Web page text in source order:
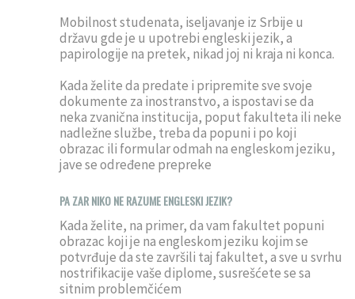
Mobilnost studenata, iseljavanje iz Srbije u
državu gde je u upotrebi engleski jezik, a
papirologije na pretek, nikad joj ni kraja ni konca.
Kada želite da predate i pripremite sve svoje
dokumente za inostranstvo, a ispostavi se da
neka zvanična institucija, poput fakulteta ili neke
nadležne službe, treba da popuni i po koji
obrazac ili formular odmah na engleskom jeziku,
jave se određene prepreke
PA ZAR NIKO NE RAZUME ENGLESKI JEZIK?
Kada želite, na primer, da vam fakultet popuni
obrazac koji je na engleskom jeziku kojim se
potvrđuje da ste završili taj fakultet, a sve u svrhu
nostrifikacije vaše diplome, susrešćete se sa
sitnim problemčićem